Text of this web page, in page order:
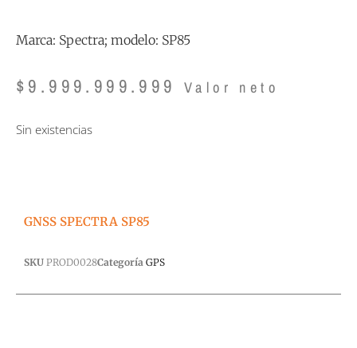
Marca: Spectra; modelo: SP85
$ 9.999.999.999 Valor neto
Sin existencias
GNSS SPECTRA SP85
SKU PROD0028Categoría GPS